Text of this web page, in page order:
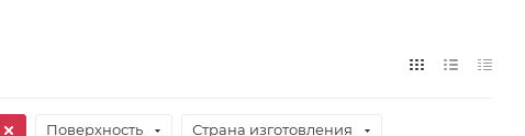
Поверхность Страна изготовления